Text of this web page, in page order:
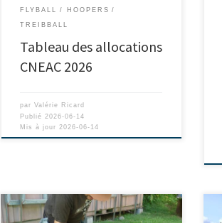
FLYBALL HOOPERS
TREIBBALL
Tableau des allocations
CNEAC 2026
parValérie Ricard
Publié 2026-06-14
Mis à jour 2026-06-14